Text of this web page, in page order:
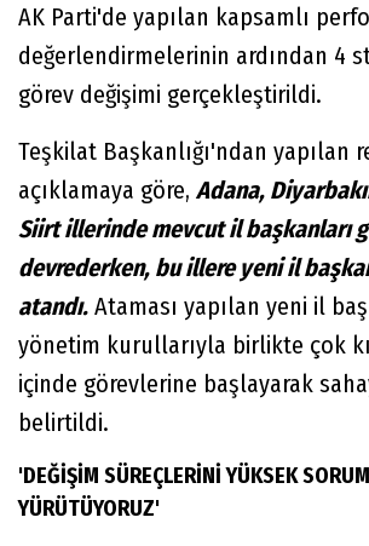
AK Parti'de yapılan kapsamlı
değerlendirmelerinin ardından 4
görev değişimi gerçekleştirildi.
Teşkilat Başkanlığı'ndan yapılan
açıklamaya göre, Adana,
Siirt illerinde mevcut il başkanları
devrederken, bu illere yeni il
atandı. Ataması yapılan yeni il
yönetim kurullarıyla birlikte çok
içinde görevlerine başlayarak
belirtildi.
'DEĞİŞİM SÜREÇLERİNİ YÜKSEK
YÜRÜTÜYORUZ'